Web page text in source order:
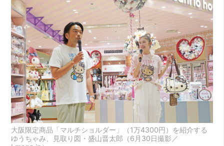
大阪限定商品「マルチショルダー」（1万4300円）を紹介する
ゆうちゃみ、見取り図・盛山晋太郎（6月30日撮影／